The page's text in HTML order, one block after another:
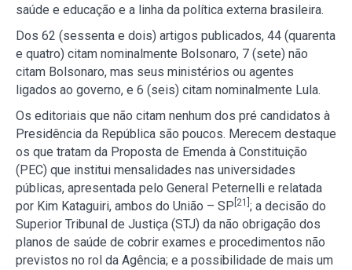
saúde e educação e a linha da política externa brasileira.
Dos 62 (sessenta e dois) artigos publicados, 44 (quarenta
e quatro) citam nominalmente Bolsonaro, 7 (sete) não
citam Bolsonaro, mas seus ministérios ou agentes
ligados ao governo, e 6 (seis) citam nominalmente Lula.
Os editoriais que não citam nenhum dos pré candidatos à
Presidência da República são poucos. Merecem destaque
os que tratam da Proposta de Emenda à Constituição
(PEC) que institui mensalidades nas universidades
públicas, apresentada pelo General Peternelli e relatada
por Kim Kataguiri, ambos do União – SP [21] ; a decisão do
Superior Tribunal de Justiça (STJ) da não obrigação dos
planos de saúde de cobrir exames e procedimentos não
previstos no rol da Agência; e a possibilidade de mais um